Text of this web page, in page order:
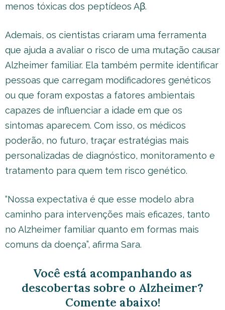
menos tóxicas dos peptídeos Aβ.
Ademais, os cientistas criaram uma ferramenta
que ajuda a avaliar o risco de uma mutação causar
Alzheimer familiar. Ela também permite identificar
pessoas que carregam modificadores genéticos
ou que foram expostas a fatores ambientais
capazes de influenciar a idade em que os
sintomas aparecem. Com isso, os médicos
poderão, no futuro, traçar estratégias mais
personalizadas de diagnóstico, monitoramento e
tratamento para quem tem risco genético.
“Nossa expectativa é que esse modelo abra
caminho para intervenções mais eficazes, tanto
no Alzheimer familiar quanto em formas mais
comuns da doença”, afirma Sara.
Você está acompanhando as
descobertas sobre o Alzheimer?
Comente abaixo!